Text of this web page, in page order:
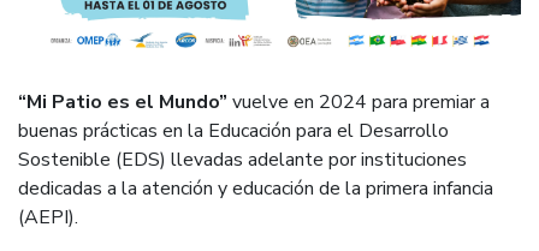
“Mi Patio es el Mundo” vuelve en 2024 para premiar a
buenas prácticas en la Educación para el Desarrollo
Sostenible (EDS) llevadas adelante por instituciones
dedicadas a la atención y educación de la primera infancia
(AEPI).